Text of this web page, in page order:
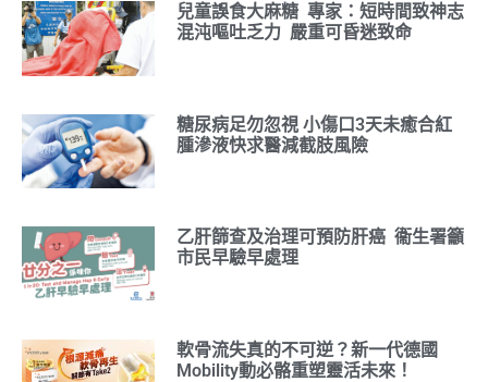
兒童誤食大麻糖 專家：短時間致神志
混沌嘔吐乏力 嚴重可昏迷致命
糖尿病足勿忽視 小傷口3天未癒合紅
腫滲液快求醫減截肢風險
乙肝篩查及治理可預防肝癌 衞生署籲
市民早驗早處理
軟骨流失真的不可逆？新一代德國
Mobility動必骼重塑靈活未來！